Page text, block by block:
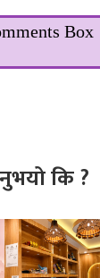
Box
कि ?